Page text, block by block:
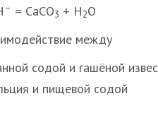
– = CaCO3 + H2O
между
содой и гашёной
и пищевой содой